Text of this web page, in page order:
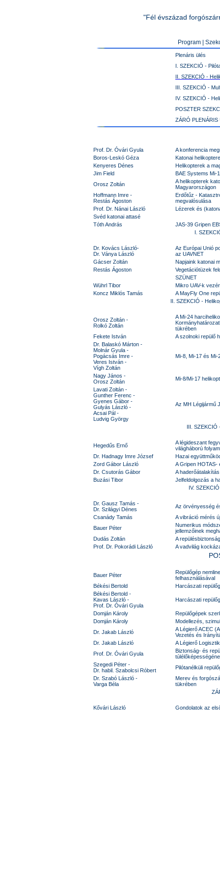
"Fél évszázad
Program
Plenáris ülés
I. SZEKCIÓ -
II. SZEKCIÓ -
III. SZEKCIÓ -
IV. SZEKCIÓ -
POSZTER
ZÁRÓ PLENÁRIS
Prof. Dr. Óvári Gyula
A konferencia
Boros-Leskó Géza
Katonai
Kenyeres Dénes
Helikopterek a
Jim Field
BAE Systems Mi-
Orosz Zoltán
A helikopterek
Magyarországon
Hoffmann Imre -
Restás Ágoston
Erdőtűz -
megvalósulása
Prof. Dr. Nánai László
Lézerek és
Svéd katonai attasé
Tóth András
JAS-39 Gripen
I.
Dr. Kovács László-
Dr. Ványa László
Az Európai Unió
az UAVNET
Gácser Zoltán
Napjaink katonai
Restás Ágoston
Vegetációtüzek
SZÜNET
Wührl Tibor
Mikro UAV-k
Koncz Miklós Tamás
A MayFly One
II. SZEKCIÓ -
Orosz Zoltán -
Rolkó Zoltán
A Mi-24
tükrében
Fekete István
A szolnoki repülő
Dr. Balaskó Márton -
Molnár Gyula -
Pogácsás Imre -
Veres István -
Vígh Zoltán
Mi-8, Mi-17 és
Nagy János -
Orosz Zoltán
Mi-8/Mi-17
Lavati Zoltán -
Gunther Ferenc -
Gyenes Gábor -
Gulyás László -
Acsai Pál -
Ludvig György
Az MH Légijármű
III. SZEKCIÓ
Hegedűs Ernő
A légideszant
világháború
Dr. Hadnagy Imre József
Hazai
Zord Gábor László
A Gripen
Dr. Csutorás Gábor
A
Buzási Tibor
Jelfeldolgozás a
IV.
Dr. Gausz Tamás -
Dr. Szilágyi Dénes
Az örvényesség
Csanády Tamás
A vibráció mérés
Bauer Péter
Numerikus
jellemzőinek
Dudás Zoltán
A
Prof. Dr. Pokorádi László
A vadvilág
Bauer Péter
Repülőgép
felhasználásával
Békési Bertold
Harcászati
Békési Bertold -
Kavas László -
Prof. Dr. Óvári Gyula
Harcászati
Domján Károly
Repülőgépek
Domján Károly
Modellezés,
Dr. Jakab László
A Légierő ACEC
Vezetés és
Dr. Jakab László
A Légierő
Prof. Dr. Óvári Gyula
Biztonság- és
Szegedi Péter -
Dr. habil. Szabolcsi Róbert
Pilótanélküli
Dr. Szabó László -
Varga Béla
Merev és
tükrében
Kővári László Gondolatok az